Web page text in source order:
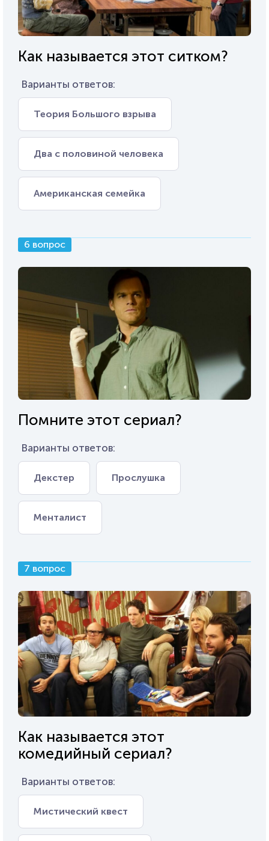
Как называется этот ситком?
Варианты ответов:
Теория Большого взрыва
Два с половиной человека
Американская семейка
6 вопрос
Помните этот сериал?
Варианты ответов:
Декстер Прослушка
Менталист
7 вопрос
Как называется этот
комедийный сериал?
Варианты ответов:
Мистический квест